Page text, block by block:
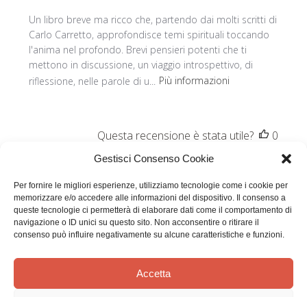
Gestisci Consenso Cookie
Per fornire le migliori esperienze, utilizziamo tecnologie come i cookie per
memorizzare e/o accedere alle informazioni del dispositivo. Il consenso a
queste tecnologie ci permetterà di elaborare dati come il comportamento di
navigazione o ID unici su questo sito. Non acconsentire o ritirare il
consenso può influire negativamente su alcune caratteristiche e funzioni.
Accetta
Un libro breve ma ricco che, partendo dai molti scritti di
Carlo Carretto, approfondisce temi spirituali toccando
l'anima nel profondo. Brevi pensieri potenti che ti
mettono in discussione, un viaggio introspettivo, di
riflessione, nelle parole di u...
Più informazioni
Questa recensione è stata utile?
0
Tiziana
Recensore verificato
Perle di saggezza esenza tempo
Data
03/06/22